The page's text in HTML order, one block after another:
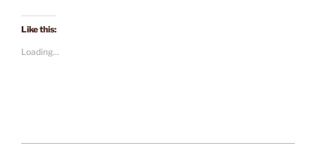
Like this:
Loading...